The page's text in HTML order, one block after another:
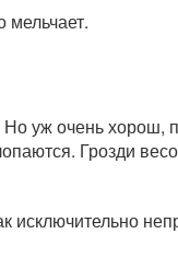
мельчает.
уж очень
Грозди
исключительно